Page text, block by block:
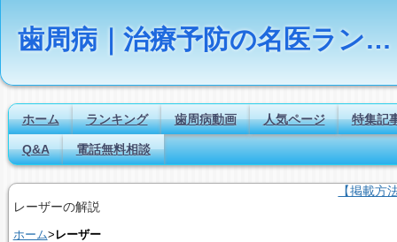
歯周病｜治療予防の名医ランキング【Dr.NAVI】
ホーム ランキング 歯周病動画 人気ページ 特集記
Q&A 電話無料相談
【掲載方
レーザーの解説
ホーム> レーザー